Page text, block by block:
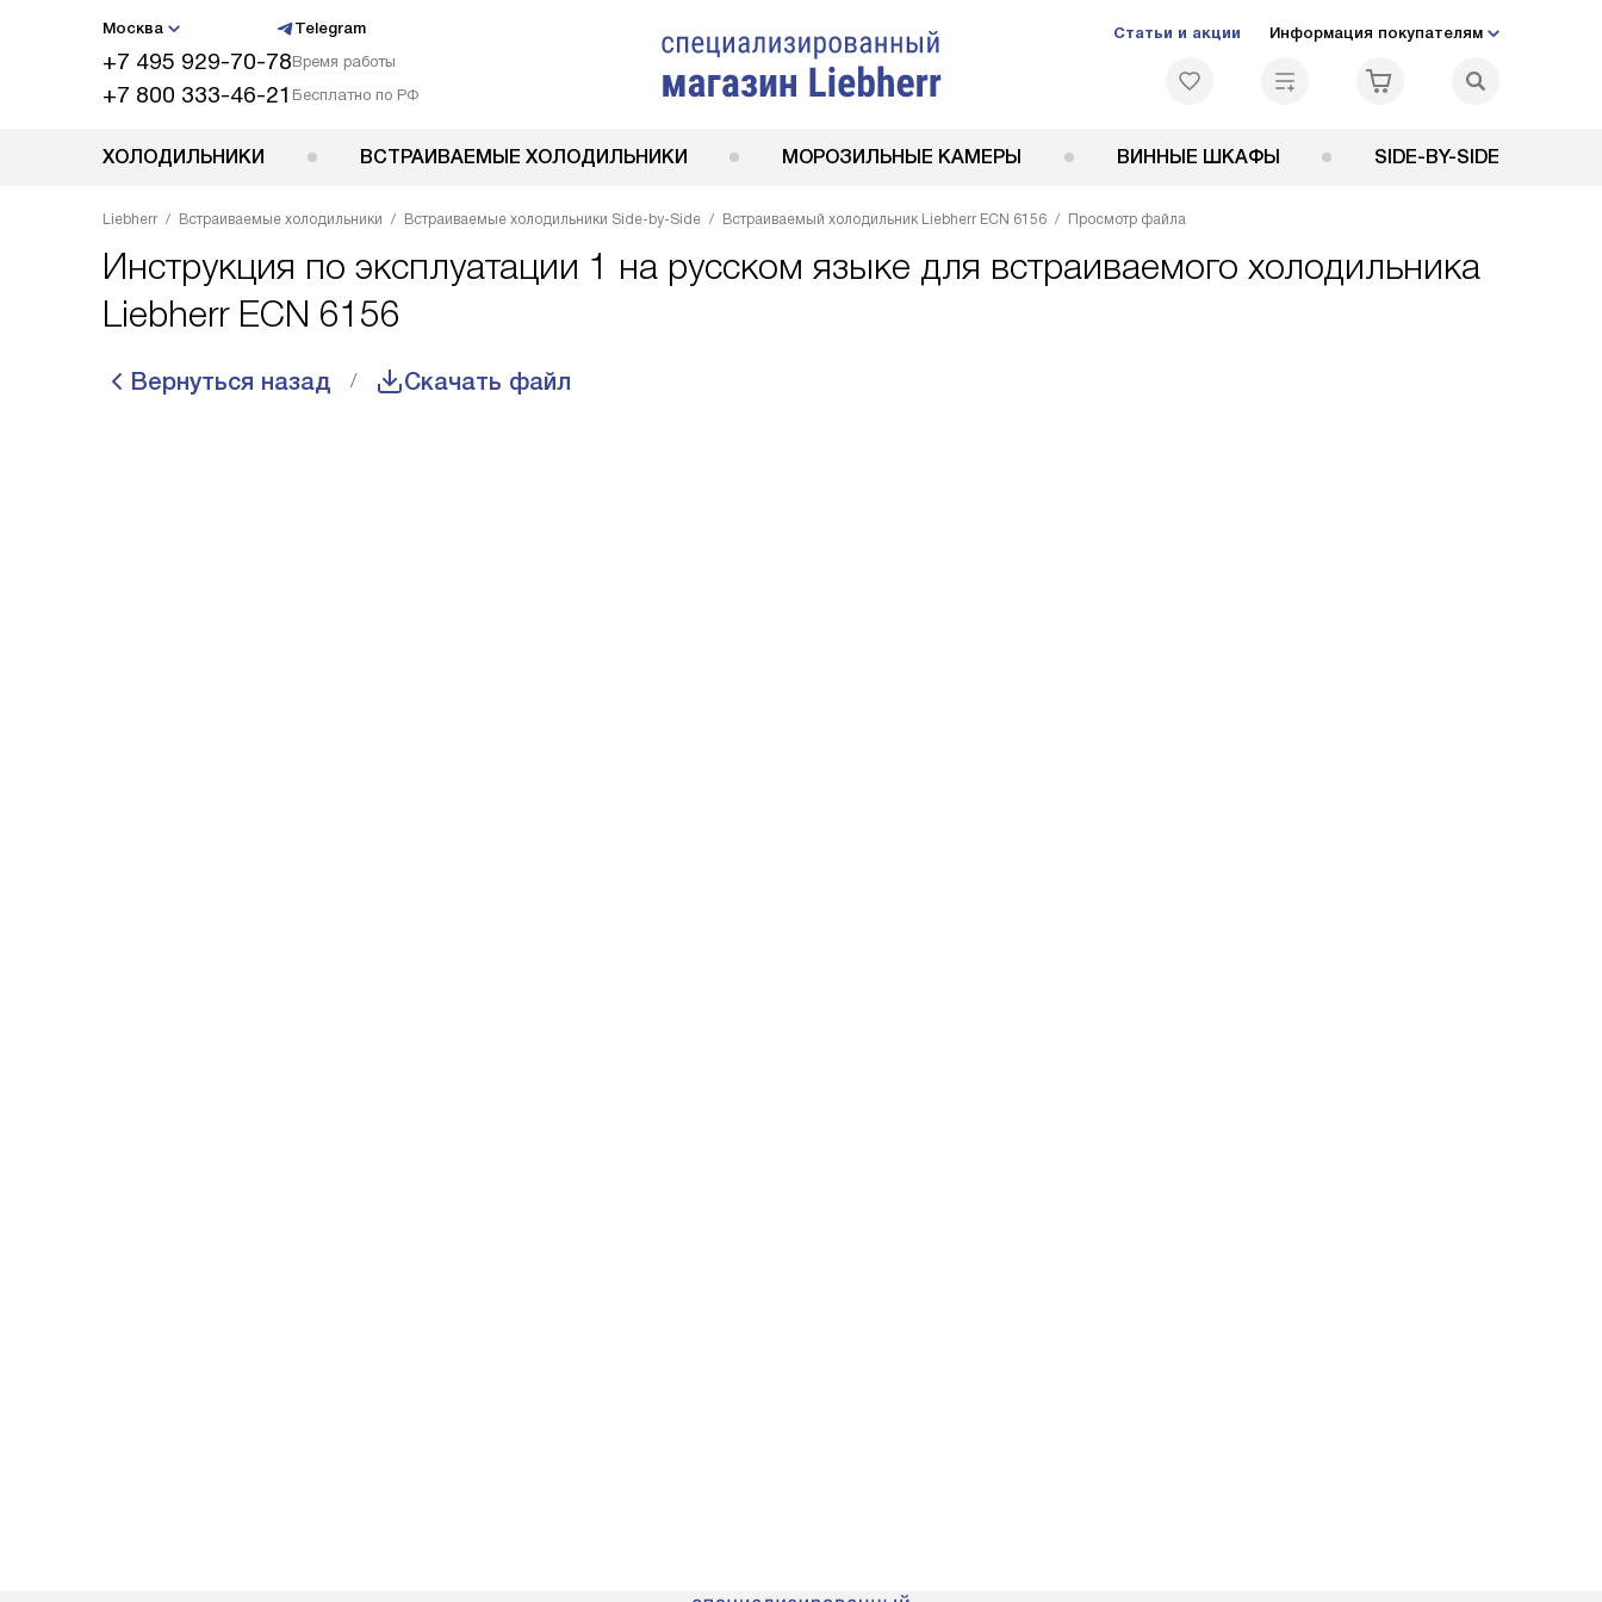
Москва Telegram
+7 495 929-70-78Время работы
+7 800 333-46-21 Бесплатно по РФ
Статьи и акции Информация покупателям
ХОЛОДИЛЬНИКИ ВСТРАИВАЕМЫЕ ХОЛОДИЛЬНИКИ МОРОЗИЛЬНЫЕ КАМЕРЫ ВИННЫЕ ШКАФЫ SIDE-BY-SIDE
Liebherr Встраиваемые холодильники Встраиваемые холодильники Side-by-Side Встраиваемый холодильник Liebherr ECN 6156 Просмотр файла
Инструкция по эксплуатации 1 на русском языке для встраиваемого холодильника
Liebherr ECN 6156
Вернуться назад Скачать файл